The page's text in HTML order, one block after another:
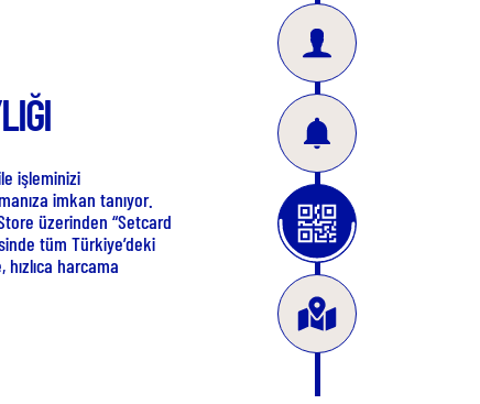
KULLANIM NOKTALARI
Setcard Mobil uygulamasında, Setpara anlaşmalı üye
yerlerinin konumları, harita üzerinde görünen yıldızlı
noktalarla belirtiliyor.
60.000’ini aşkın; restoran, cafe, market gibi
lokasyondan dilediğinizi seçerek, tüketim ihtiyacınızı
en pratik haliyle karşılayabilirsiniz.